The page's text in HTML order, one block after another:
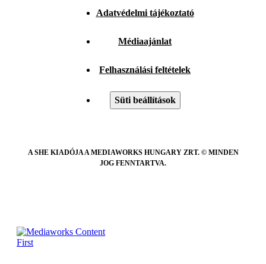
Adatvédelmi tájékoztató
Médiaajánlat
Felhasználási feltételek
Süti beállítások
A SHE KIADÓJA A MEDIAWORKS HUNGARY ZRT. © MINDEN
JOG FENNTARTVA.